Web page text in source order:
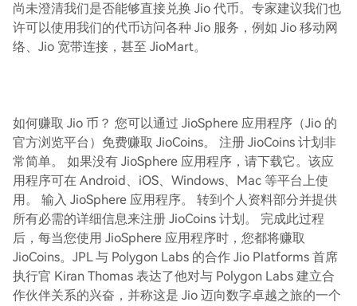
尚未澄清我们是否能够直接兑换 Jio 代币。专家建议我们也
许可以使用我们的代币访问各种 Jio 服务，例如 Jio 移动网
络、Jio 宽带连接，甚至 JioMart。
如何赚取 Jio 币？ 您可以通过 JioSphere 应用程序（Jio 的
官方浏览平台）免费赚取 JioCoins。 注册 JioCoins 计划非
常简单。 如果没有 JioSphere 应用程序，请下载它。该应
用程序可在 Android、iOS、Windows、Mac 等平台上使
用。 输入 JioSphere 应用程序。 转到个人资料部分并提供
所有必需的详细信息来注册 JioCoins 计划。 完成此过程
后，每当您使用 JioSphere 应用程序时，您都将赚取
JioCoins。JPL 与 Polygon Labs 的合作 Jio Platforms 首席
执行官 Kiran Thomas 表达了他对与 Polygon Labs 建立合
作伙伴关系的兴奋，并称这是 Jio 迈向数字卓越之旅的一个